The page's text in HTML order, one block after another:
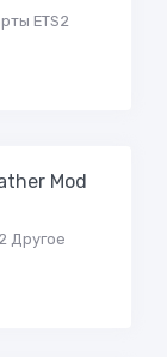
ETS2
Mod
Другое